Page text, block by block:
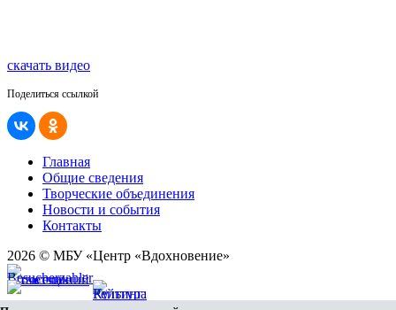
скачать видео
Поделиться ссылкой
Главная
Общие сведения
Творческие объединения
Новости и события
Контакты
2026 © МБУ «Центр «Вдохновение»
Карта сайта